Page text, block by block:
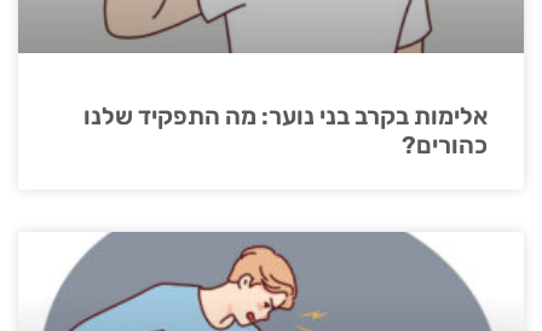
אלימות בקרב בני נוער: מה התפקיד שלנו
כהורים?